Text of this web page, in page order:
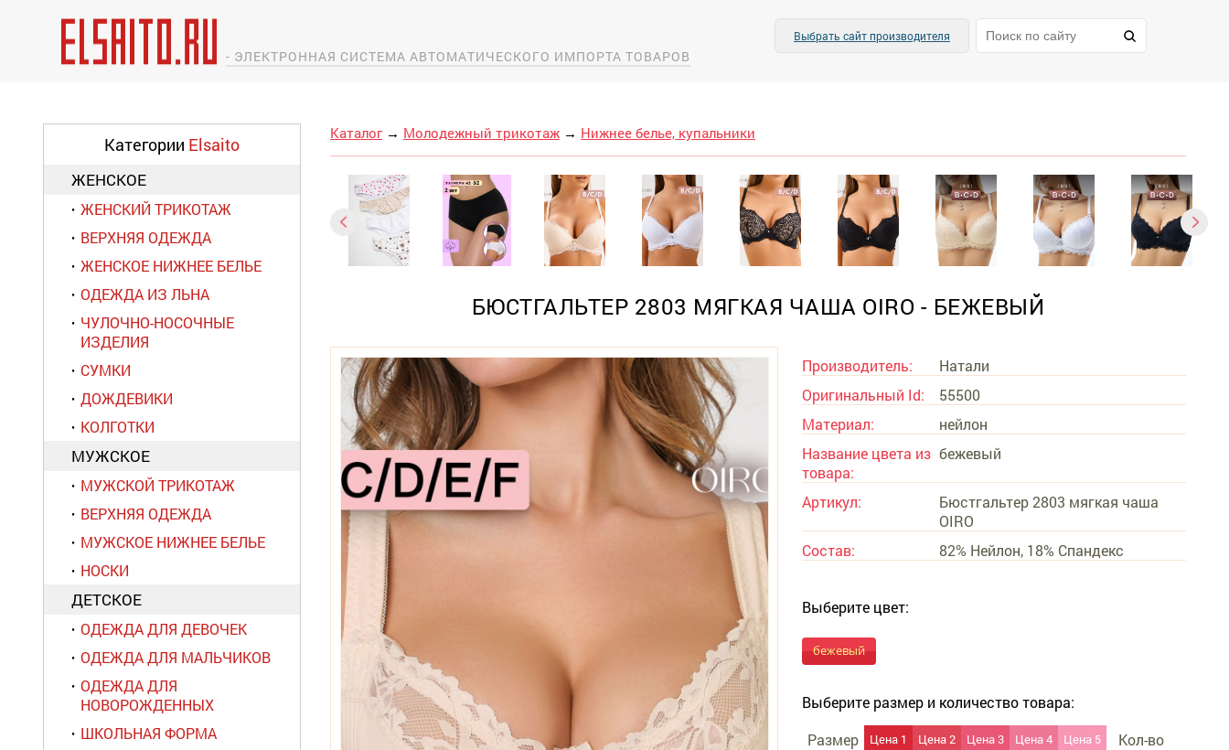
- ЭЛЕКТРОННАЯ СИСТЕМА АВТОМАТИЧЕСКОГО ИМПОРТА ТОВАРОВ
Выбрать сайт производителя
Категории Elsaito
ЖЕНСКОЕ
ЖЕНСКИЙ ТРИКОТАЖ
ВЕРХНЯЯ ОДЕЖДА
ЖЕНСКОЕ НИЖНЕЕ БЕЛЬЕ
ОДЕЖДА ИЗ ЛЬНА
ЧУЛОЧНО-НОСОЧНЫЕ
ИЗДЕЛИЯ
СУМКИ
ДОЖДЕВИКИ
КОЛГОТКИ
МУЖСКОЕ
МУЖСКОЙ ТРИКОТАЖ
ВЕРХНЯЯ ОДЕЖДА
МУЖСКОЕ НИЖНЕЕ БЕЛЬЕ
НОСКИ
ДЕТСКОЕ
ОДЕЖДА ДЛЯ ДЕВОЧЕК
ОДЕЖДА ДЛЯ МАЛЬЧИКОВ
ОДЕЖДА ДЛЯ
НОВОРОЖДЕННЫХ
ШКОЛЬНАЯ ФОРМА
Каталог → Молодежный трикотаж → Нижнее белье, купальники
БЮСТГАЛЬТЕР 2803 МЯГКАЯ ЧАША OIRO - БЕЖЕВЫЙ
Производитель:
Натали
Оригинальный Id:
55500
Материал:
нейлон
Название цвета из
товара:
бежевый
Артикул:
Бюстгальтер 2803 мягкая чаша
OIRO
Состав:
82% Нейлон, 18% Спандекс
Выберите цвет:
бежевый
Выберите размер и количество товара:
Размер
Цена 1 Цена 2 Цена 3 Цена 4 Цена 5 Кол-во